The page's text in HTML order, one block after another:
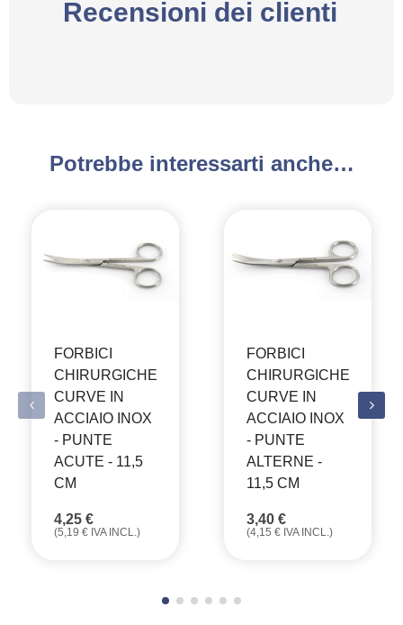
Recensioni dei clienti
Potrebbe interessarti anche…
FORBICI
CHIRURGICHE
CURVE IN
ACCIAIO INOX
- PUNTE
ACUTE - 11,5
CM
4,25 €
(5,19 € IVA INCL.)
FORBICI
CHIRURGICHE
CURVE IN
ACCIAIO INOX
- PUNTE
ALTERNE -
11,5 CM
3,40 €
(4,15 € IVA INCL.)